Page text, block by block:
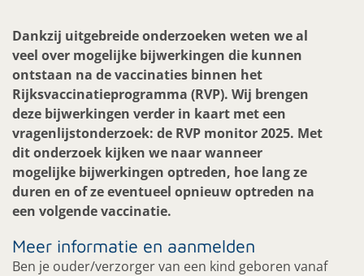
Dankzij uitgebreide onderzoeken weten we al
veel over mogelijke bijwerkingen die kunnen
ontstaan na de vaccinaties binnen het
Rijksvaccinatieprogramma (RVP). Wij brengen
deze bijwerkingen verder in kaart met een
vragenlijstonderzoek: de RVP monitor 2025. Met
dit onderzoek kijken we naar wanneer
mogelijke bijwerkingen optreden, hoe lang ze
duren en of ze eventueel opnieuw optreden na
een volgende vaccinatie.
Meer informatie en aanmelden
Ben je ouder/verzorger van een kind geboren vanaf